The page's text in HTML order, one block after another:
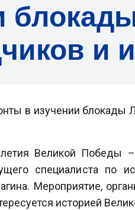
и
в изучении блокады
Великой Победы
специалиста по
Мероприятие,
историей